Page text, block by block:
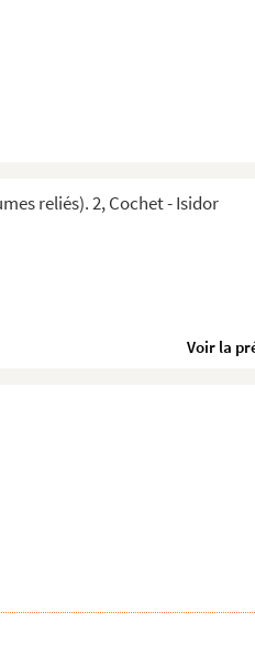
reliés). 2, Cochet - Isidor